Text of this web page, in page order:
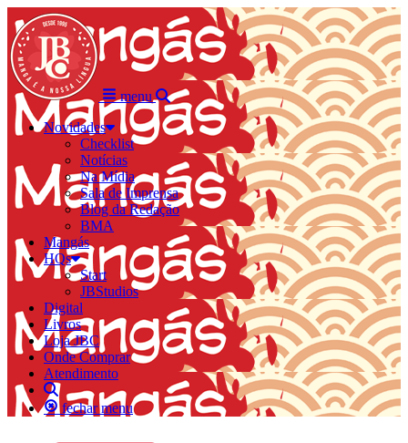
menu
Novidades
Checklist
Notícias
Na Mídia
Sala de Imprensa
Blog da Redação
BMA
Mangás
HQs
Start
JBStudios
Digital
Livros
Loja JBC
Onde Comprar
Atendimento
fechar menu